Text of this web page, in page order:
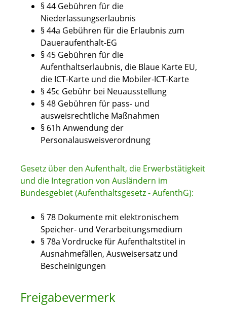
§ 44 Gebühren für die
Niederlassungserlaubnis
§ 44a Gebühren für die Erlaubnis zum
Daueraufenthalt-EG
§ 45 Gebühren für die
Aufenthaltserlaubnis, die Blaue Karte EU,
die ICT-Karte und die Mobiler-ICT-Karte
§ 45c Gebühr bei Neuausstellung
§ 48 Gebühren für pass- und
ausweisrechtliche Maßnahmen
§ 61h Anwendung der
Personalausweisverordnung
Gesetz über den Aufenthalt, die Erwerbstätigkeit
und die Integration von Ausländern im
Bundesgebiet (Aufenthaltsgesetz - AufenthG):
§ 78 Dokumente mit elektronischem
Speicher- und Verarbeitungsmedium
§ 78a Vordrucke für Aufenthaltstitel in
Ausnahmefällen, Ausweisersatz und
Bescheinigungen
Freigabevermerk